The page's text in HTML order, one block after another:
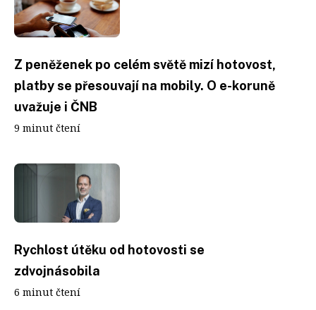
Z peněženek po celém světě mizí hotovost,
platby se přesouvají na mobily. O e-koruně
uvažuje i ČNB
9 minut čtení
Rychlost útěku od hotovosti se
zdvojnásobila
6 minut čtení